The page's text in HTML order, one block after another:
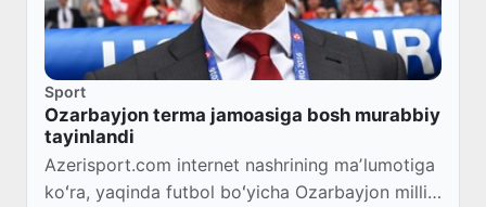
Sport
Ozarbayjon terma jamoasiga bosh murabbiy
tayinlandi
Azerisport.com internet nashrining maʼlumotiga
koʻra, yaqinda futbol boʻyicha Ozarbayjon milliy